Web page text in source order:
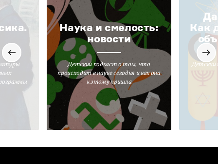
Наука и смелость:
новости
Детский подкаст о том, что
происходит в науке сегодня и как она
к этому пришла
Да
Как
Детский